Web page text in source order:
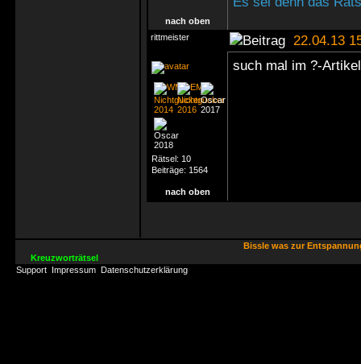
nach oben
rittmeister
22.04.13
Rätsel: 10
Beiträge: 1564
such mal im ?-
nach oben
Bissle was zur
Kreuzworträtsel
Support Impressum Datenschutzerklärung